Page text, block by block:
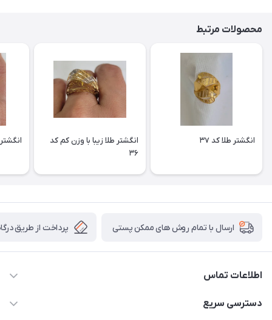
محصولات مرتبط
انگشتر طلا کد ۳۷
انگشتر طلا زیبا با وزن کم کد
۳۶
انگشتر
ارسال با تمام روش های ممکن پستی پرداخت از طریق
اطلاعات تماس
09138488018 - 09124949856
دسترسی سریع